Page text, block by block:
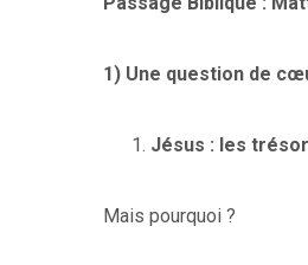
1) Une question de
Jésus : les
Mais pourquoi ?